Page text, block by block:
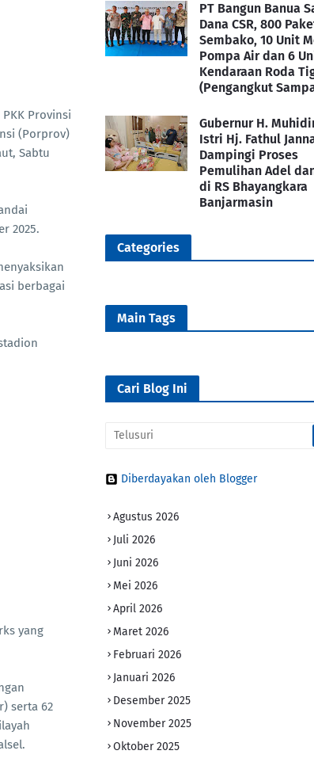
Provinsi
(Porprov)
Sabtu
2025.
berbagai
yang
serta 62
PT Bangun Banua
Dana CSR, 800
Sembako, 10 Unit
Pompa Air dan 6
Kendaraan Roda
(Pengangkut
Gubernur H.
Istri Hj. Fathul
Dampingi Proses
Pemulihan Adel
di RS Bhayangkara
Banjarmasin
Categories
Main Tags
Cari Blog Ini
Diberdayakan oleh Blogger
Agustus 2026
Juli 2026
Juni 2026
Mei 2026
April 2026
Maret 2026
Februari 2026
Januari 2026
Desember 2025
November 2025
Oktober 2025